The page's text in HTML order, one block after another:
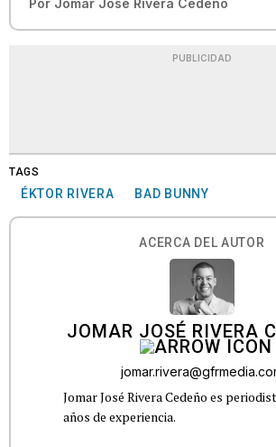
PUBLICIDAD
TAGS
ÉKTOR RIVERA BAD BUNNY
ACERCA DEL AUTOR
JOMAR JOSÉ RIVERA
Jomar José Rivera Cedeño es
años de experiencia.